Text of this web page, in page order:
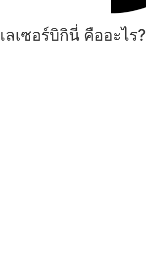
เลเซอร์บิกินี่ คืออะไร?